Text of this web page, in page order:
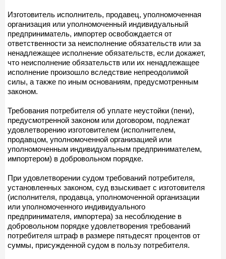
Изготовитель исполнитель, продавец, уполномоченная
организация или уполномоченный индивидуальный
предприниматель, импортер освобождается от
ответственности за неисполнение обязательств или за
ненадлежащее исполнение обязательств, если докажет,
что неисполнение обязательств или их ненадлежащее
исполнение произошло вследствие непреодолимой
силы, а также по иным основаниям, предусмотренным
законом.
Требования потребителя об уплате неустойки (пени),
предусмотренной законом или договором, подлежат
удовлетворению изготовителем (исполнителем,
продавцом, уполномоченной организацией или
уполномоченным индивидуальным предпринимателем,
импортером) в добровольном порядке.
При удовлетворении судом требований потребителя,
установленных законом, суд взыскивает с изготовителя
(исполнителя, продавца, уполномоченной организации
или уполномоченного индивидуального
предпринимателя, импортера) за несоблюдение в
добровольном порядке удовлетворения требований
потребителя штраф в размере пятьдесят процентов от
суммы, присужденной судом в пользу потребителя.